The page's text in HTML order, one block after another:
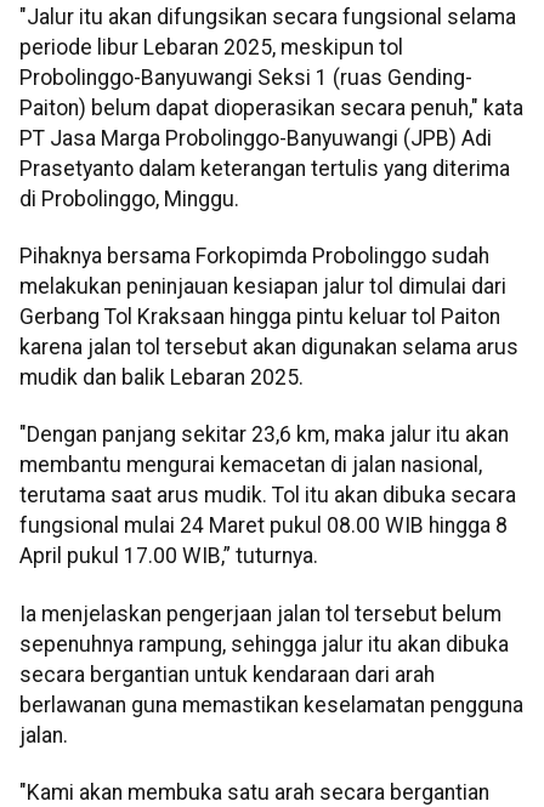
"Jalur itu akan difungsikan secara fungsional selama
periode libur Lebaran 2025, meskipun tol
Probolinggo-Banyuwangi Seksi 1 (ruas Gending-
Paiton) belum dapat dioperasikan secara penuh," kata
PT Jasa Marga Probolinggo-Banyuwangi (JPB) Adi
Prasetyanto dalam keterangan tertulis yang diterima
di Probolinggo, Minggu.
Pihaknya bersama Forkopimda Probolinggo sudah
melakukan peninjauan kesiapan jalur tol dimulai dari
Gerbang Tol Kraksaan hingga pintu keluar tol Paiton
karena jalan tol tersebut akan digunakan selama arus
mudik dan balik Lebaran 2025.
"Dengan panjang sekitar 23,6 km, maka jalur itu akan
membantu mengurai kemacetan di jalan nasional,
terutama saat arus mudik. Tol itu akan dibuka secara
fungsional mulai 24 Maret pukul 08.00 WIB hingga 8
April pukul 17.00 WIB,” tuturnya.
Ia menjelaskan pengerjaan jalan tol tersebut belum
sepenuhnya rampung, sehingga jalur itu akan dibuka
secara bergantian untuk kendaraan dari arah
berlawanan guna memastikan keselamatan pengguna
jalan.
"Kami akan membuka satu arah secara bergantian